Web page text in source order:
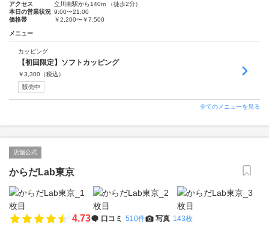
アクセス
立川南駅から140m （徒歩2分）
本日の営業状況 9:00〜21:00
価格帯
￥2,200〜￥7,500
メニュー
カッピング
【初回限定】ソフトカッピング
￥3,300 （税込）
販売中
全てのメニューを見る
店舗公式
からだLab東京
4.73 口コミ 510件 写真 143枚